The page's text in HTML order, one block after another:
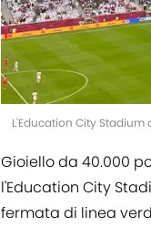
L'Education City Stadium
Gioiello da 40.000
l'Education City
fermata di linea